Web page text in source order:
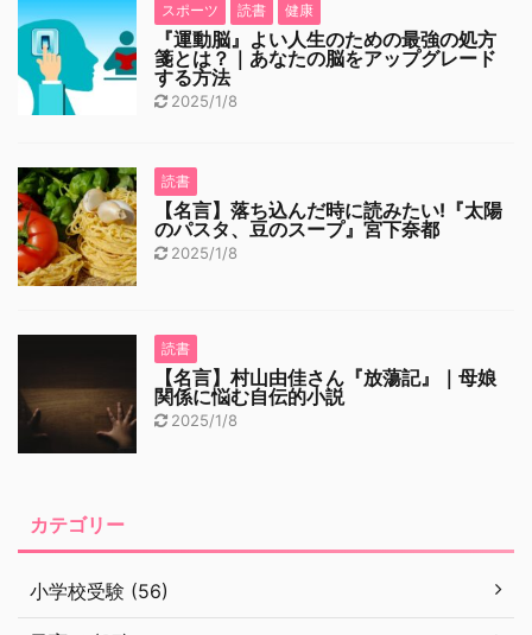
スポーツ 読書 健康
『運動脳』よい人生のための最強の処方
箋とは？｜あなたの脳をアップグレード
する方法
2025/1/8
読書
【名言】落ち込んだ時に読みたい!『太陽
のパスタ、豆のスープ』宮下奈都
2025/1/8
読書
【名言】村山由佳さん『放蕩記』｜母娘
関係に悩む自伝的小説
2025/1/8
カテゴリー
小学校受験 (56)